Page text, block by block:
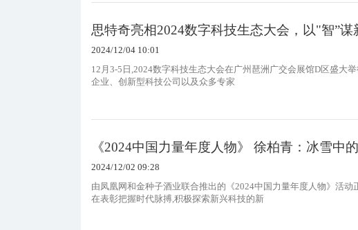
思特奇亮相2024数字科技生态大会，以"智”
2024/12/04 10:01
12月3-5日,2024数字科技生态大会在广州琶洲广交会展馆D区盛大
企业、创新型科技公司以及众多专家
《2024中国力量年度人物》 徐柏青：冰雪中
2024/12/02 09:28
由凤凰网和金种子酒业联合推出的《2024中国力量年度人物》活
在表彰把握时代脉搏,积极探索新兴科技的新